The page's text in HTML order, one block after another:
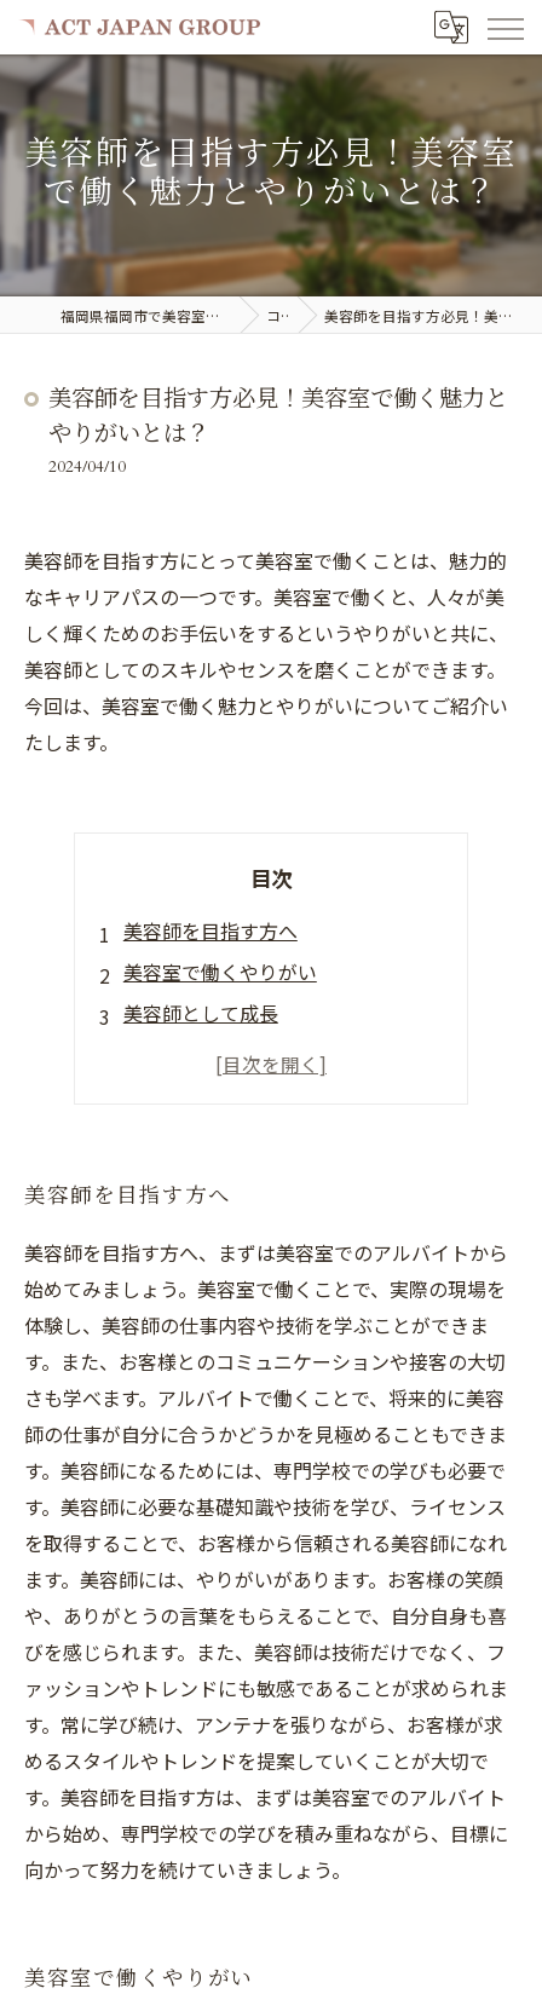
美容師を目指す方必見！美容室
で働く魅力とやりがいとは？
福岡県福岡市で美容室の求人ならACT JAPAN GROUP コラム 美容師を目指す方必見！美容室で働く魅力とやりがいとは？
美容師を目指す方必見！美容室で働く魅力と
やりがいとは？
2024/04/10
美容師を目指す方にとって美容室で働くことは、魅力的
なキャリアパスの一つです。美容室で働くと、人々が美
しく輝くためのお手伝いをするというやりがいと共に、
美容師としてのスキルやセンスを磨くことができます。
今回は、美容室で働く魅力とやりがいについてご紹介い
たします。
目次
美容師を目指す方へ
美容室で働くやりがい
美容師として成長
美容室の人間関係
美容師を目指す方へ
美容師を目指す方へ、まずは美容室でのアルバイトから
始めてみましょう。美容室で働くことで、実際の現場を
体験し、美容師の仕事内容や技術を学ぶことができま
す。また、お客様とのコミュニケーションや接客の大切
さも学べます。アルバイトで働くことで、将来的に美容
師の仕事が自分に合うかどうかを見極めることもできま
す。美容師になるためには、専門学校での学びも必要で
す。美容師に必要な基礎知識や技術を学び、ライセンス
を取得することで、お客様から信頼される美容師になれ
ます。美容師には、やりがいがあります。お客様の笑顔
や、ありがとうの言葉をもらえることで、自分自身も喜
びを感じられます。また、美容師は技術だけでなく、フ
ァッションやトレンドにも敏感であることが求められま
す。常に学び続け、アンテナを張りながら、お客様が求
めるスタイルやトレンドを提案していくことが大切で
す。美容師を目指す方は、まずは美容室でのアルバイト
から始め、専門学校での学びを積み重ねながら、目標に
向かって努力を続けていきましょう。
美容室で働くやりがい